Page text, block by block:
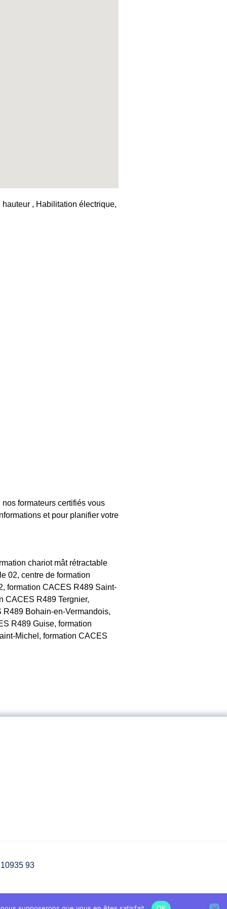
, Habilitation électrique,
formateurs certifiés vous
et pour planifier votre
chariot mât rétractable
02, centre de formation
formation CACES R489 Saint-
CACES R489 Tergnier,
Bohain-en-Vermandois,
R489 Guise, formation
Michel, formation CACES
93